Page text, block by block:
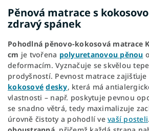
Pěnová matrace s
zdravý spánek
Pohodlná pěnovo-kokosová matrace
cm je tvořena polyuretanovou pěnou
deformacím. Vyznačuje se skvělou
prodyšností. Pevnost matrace zajišťuje
kokosové desky, která má
vlastnosti – např. poskytuje pevnou
se snadno větrá, tedy maximalizuje
úrovně čistoty a pohodlí ve vaší posteli